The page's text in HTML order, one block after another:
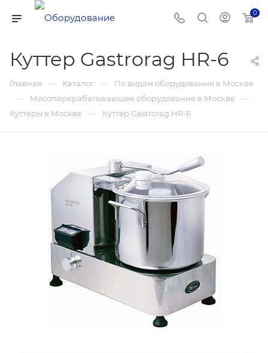
0
Куттер Gastrorag HR-6
Главная — Каталог — По видам оборудования в Москве
— Мясоперерабатывающее оборудование в Москве —
Куттеры в Москве — Куттер Gastrorag HR-6